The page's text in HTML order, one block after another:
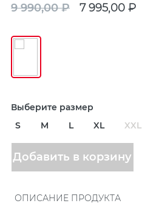
9 990,00 ₽ 7 995,00 ₽
Выберите размер
S
M L XL XXL
Добавить в корзину
ОПИСАНИЕ ПРОДУКТА